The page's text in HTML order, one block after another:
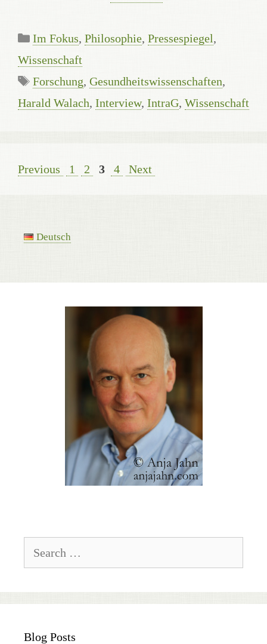
Categories
Im Fokus, Philosophie, Pressespiegel,
Wissenschaft
Tags
Forschung, Gesundheitswissenschaften,
Harald Walach, Interview, IntraG, Wissenschaft
Previous Page
1 Page
2 Page
3 Page
4 Next
Deutsch
for:
Blog Posts